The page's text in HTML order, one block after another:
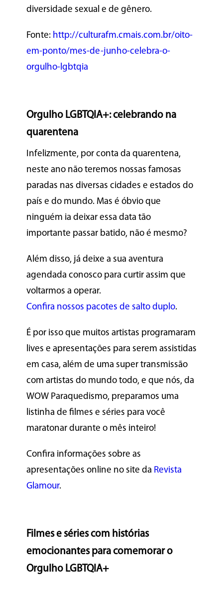
diversidade sexual e de gênero.
Fonte: http://culturafm.cmais.com.br/oito-
em-ponto/mes-de-junho-celebra-o-
orgulho-lgbtqia
Orgulho LGBTQIA+: celebrando na
quarentena
Infelizmente, por conta da quarentena,
neste ano não teremos nossas famosas
paradas nas diversas cidades e estados do
país e do mundo. Mas é óbvio que
ninguém ia deixar essa data tão
importante passar batido, não é mesmo?
Além disso, já deixe a sua aventura
agendada conosco para curtir assim que
voltarmos a operar.
Confira nossos pacotes de salto duplo.
É por isso que muitos artistas programaram
lives e apresentações para serem assistidas
em casa, além de uma super transmissão
com artistas do mundo todo, e que nós, da
WOW Paraquedismo, preparamos uma
listinha de filmes e séries para você
maratonar durante o mês inteiro!
Confira informações sobre as
apresentações online no site da Revista
Glamour.
Filmes e séries com histórias
emocionantes para comemorar o
Orgulho LGBTQIA+